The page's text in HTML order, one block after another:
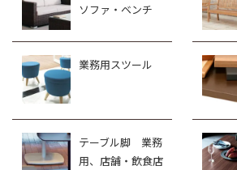
ソファ・ベンチ
業務用スツール
テーブル脚 業務
用、店舗・飲食店